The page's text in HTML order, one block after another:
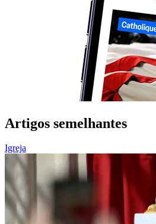
Artigos semelhantes
Igreja